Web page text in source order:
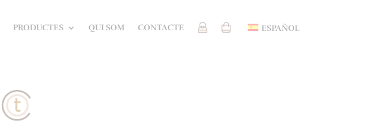
PRODUCTES QUI SOM CONTACTE ESPAÑOL